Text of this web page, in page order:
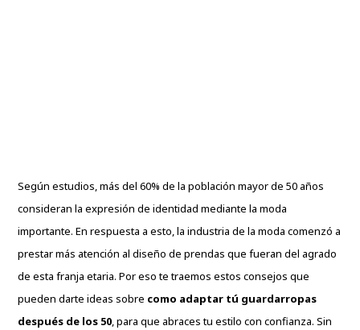
Según estudios, más del 60% de la población mayor de 50 años
consideran la expresión de identidad mediante la moda
importante. En respuesta a esto, la industria de la moda comenzó a
prestar más atención al diseño de prendas que fueran del agrado
de esta franja etaria. Por eso te traemos estos consejos que
pueden darte ideas sobre como adaptar tú guardarropas
después de los 50, para que abraces tu estilo con confianza. Sin